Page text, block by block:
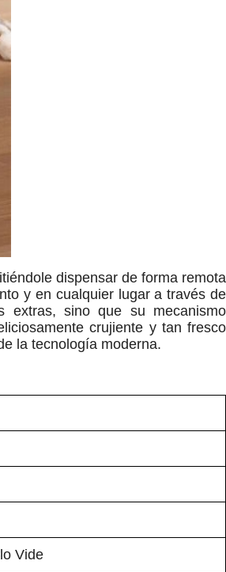
dispensar de forma remota
y en cualquier lugar a través de
extras, sino que su mecanismo
crujiente y tan fresco
la tecnología moderna.
Vide